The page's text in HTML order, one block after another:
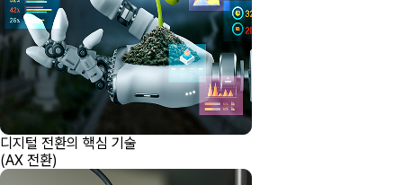
디지털 전환의 핵심 기술
(AX 전환)